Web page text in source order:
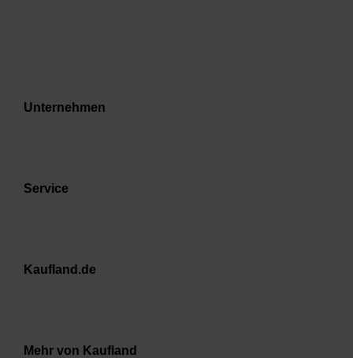
Unternehmen
Service
Kaufland.de
Mehr von Kaufland